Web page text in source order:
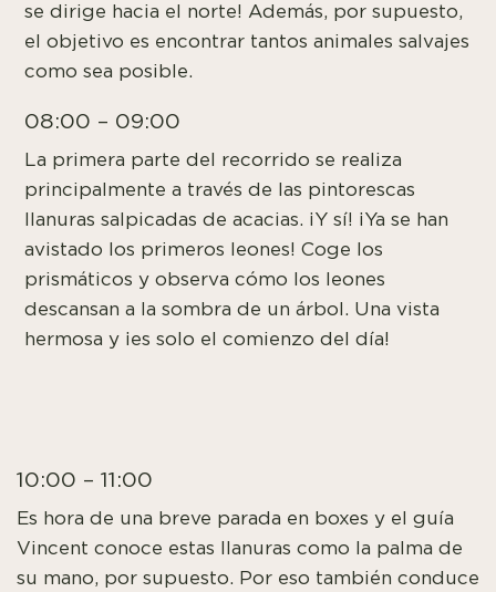
se dirige hacia el norte! Además, por supuesto,
el objetivo es encontrar tantos animales salvajes
como sea posible.
08:00 – 09:00
La primera parte del recorrido se realiza
principalmente a través de las pintorescas
llanuras salpicadas de acacias. ¡Y sí! ¡Ya se han
avistado los primeros leones! Coge los
prismáticos y observa cómo los leones
descansan a la sombra de un árbol. Una vista
hermosa y ¡es solo el comienzo del día!
10:00 – 11:00
Es hora de una breve parada en boxes y el guía
Vincent conoce estas llanuras como la palma de
su mano, por supuesto. Por eso también conduce